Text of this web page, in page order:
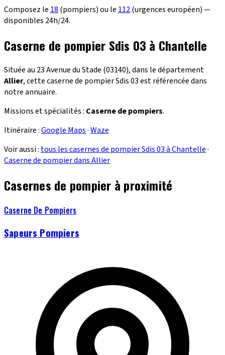
Composez le 18 (pompiers) ou le 112(urgences européen) —
disponibles 24h/24.
Caserne de pompier Sdis 03 à Chantelle
Située au 23 Avenue du Stade (03140), dans le département
Allier, cette caserne de pompier Sdis 03 est référencée dans
notre annuaire.
Missions et spécialités : Caserne de pompiers.
Itinéraire :Google Maps·Waze
Voir aussi : tous les casernes de pompier Sdis 03 à Chantelle·
Caserne de pompier dans Allier
Casernes de pompier à proximité
Caserne De Pompiers
Sapeurs Pompiers